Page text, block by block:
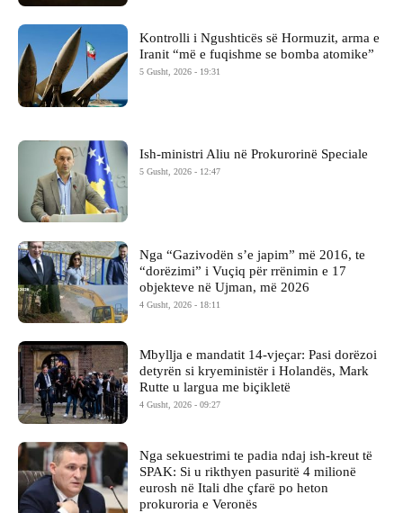
Kontrolli i Ngushticës së Hormuzit, arma e
Iranit “më e fuqishme se bomba atomike”
5 Gusht, 2026 - 19:31
Ish-ministri ​Aliu në Prokurorinë Speciale
5 Gusht, 2026 - 12:47
Nga “Gazivodën s’e japim” më 2016, te
“dorëzimi” i Vuçiq për rrënimin e 17
objekteve në Ujman, më 2026
4 Gusht, 2026 - 18:11
Mbyllja e mandatit 14-vjeçar: Pasi dorëzoi
detyrën si kryeministër i Holandës, Mark
Rutte u largua me biçikletë
4 Gusht, 2026 - 09:27
Nga sekuestrimi te padia ndaj ish-kreut të
SPAK: Si u rikthyen pasuritë 4 milionë
eurosh në Itali dhe çfarë po heton
prokuroria e Veronës